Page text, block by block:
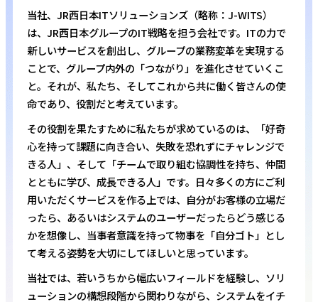
当社、JR西日本ITソリューションズ（略称：J-WITS）
は、JR西日本グループのIT戦略を担う会社です。ITの力で
新しいサービスを創出し、グループの業務変革を実現する
ことで、グループ内外の「つながり」を進化させていくこ
と。それが、私たち、そしてこれから共に働く皆さんの使
命であり、役割だと考えています。
その役割を果たすために私たちが求めているのは、「好奇
心を持って課題に向き合い、失敗を恐れずにチャレンジで
きる人」、そして「チームで取り組む協調性を持ち、仲間
とともに学び、成長できる人」です。日々多くの方にご利
用いただくサービスを作る上では、自分がお客様の立場だ
ったら、あるいはシステムのユーザーだったらどう感じる
かを想像し、当事者意識を持って物事を「自分ゴト」とし
て考える姿勢を大切にしてほしいと思っています。
当社では、若いうちから幅広いフィールドを経験し、ソリ
ューションの構想段階から関わりながら、システムをイチ